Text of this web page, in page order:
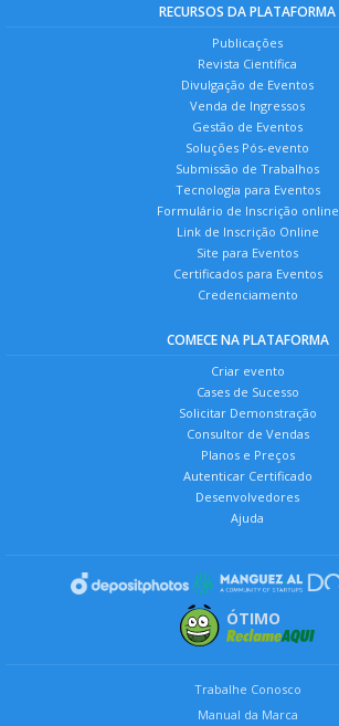
RECURSOS DA PLATAFORMA
Publicações
Revista Científica
Divulgação de Eventos
Venda de Ingressos
Gestão de Eventos
Soluções Pós-evento
Submissão de Trabalhos
Tecnologia para Eventos
Formulário de Inscrição online
Link de Inscrição Online
Site para Eventos
Certificados para Eventos
Credenciamento
COMECE NA PLATAFORMA
Criar evento
Cases de Sucesso
Solicitar Demonstração
Consultor de Vendas
Planos e Preços
Autenticar Certificado
Desenvolvedores
Ajuda
ÓTIMO
Trabalhe Conosco
Manual da Marca